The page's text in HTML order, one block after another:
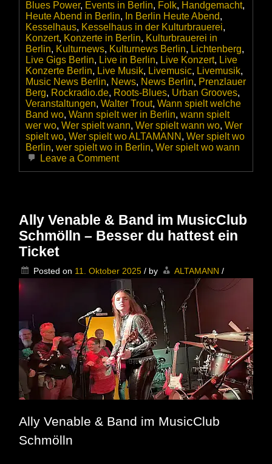
Blues Power, Events in Berlin, Folk, Handgemacht,
Heute Abend in Berlin, In Berlin Heute Abend,
Kesselhaus, Kesselhaus in der Kulturbrauerei,
Konzert, Konzerte in Berlin, Kulturbrauerei in
Berlin, Kulturnews, Kulturnews Berlin, Lichtenberg,
Live Gigs Berlin, Live in Berlin, Live Konzert, Live
Konzerte Berlin, Live Musik, Livemusic, Livemusik,
Music News Berlin, News, News Berlin, Prenzlauer
Berg, Rockradio.de, Roots-Blues, Urban Grooves,
Veranstaltungen, Walter Trout, Wann spielt welche
Band wo, Wann spielt wer in Berlin, wann spielt
wer wo, Wer spielt wann, Wer spielt wann wo, Wer
spielt wo, Wer spielt wo ALTAMANN , Wer spielt wo
Berlin, wer spielt wo in Berlin, Wer spielt wo wann
Leave a Commenton
im
im
–
Blues
mit
Herz,
Power
und
viel
Seele
präsentiert
von
Rockradio.de
Ally Venable & Band im MusicClub
Schmölln – Besser du hattest ein
Ticket
Posted on 11. Oktober 2025 / by ALTAMANN /
Ally Venable & Band im MusicClub
Schmölln